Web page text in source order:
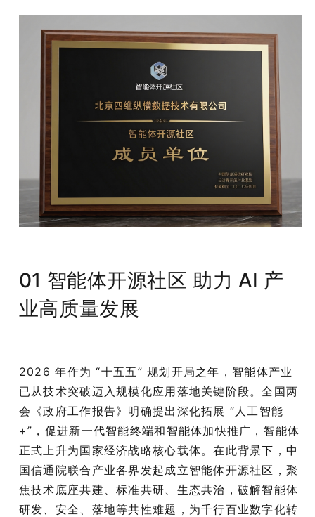
01 智能体开源社区 助力 AI 产
业高质量发展
2026 年作为 “十五五” 规划开局之年，智能体产业
已从技术突破迈入规模化应用落地关键阶段。全国两
会《政府工作报告》明确提出深化拓展 “人工智能
+”，促进新一代智能终端和智能体加快推广，智能体
正式上升为国家经济战略核心载体。在此背景下，中
国信通院联合产业各界发起成立智能体开源社区，聚
焦技术底座共建、标准共研、生态共治，破解智能体
研发、安全、落地等共性难题，为千行百业数字化转